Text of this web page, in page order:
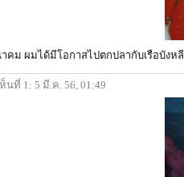
คม ผมได้มีโอกาสไปตกปลากับเรือบัง
นที่ 1: 5 มี.ค. 56, 01:49